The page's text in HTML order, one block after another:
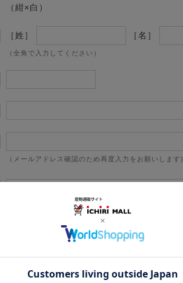
（紺×白）
［姓］ ［名］
（全角で入力してください）
（メールアドレス確認のため再度入力をお願いします)